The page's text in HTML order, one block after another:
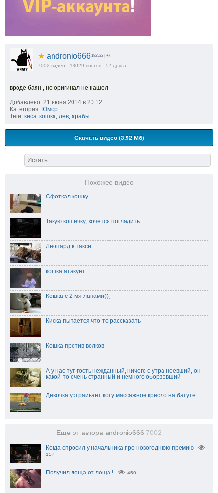
★ andronio666 182522 | +7
7002 видео 18029 постов 52 друга
вроде баян , но оригинал не нашел
Добавлено: 21 июня 2014 в 20:12
Категория: Юмор
Теги: киса кошка лев арабы
Скачать видео (3.92 Мб)
Похожее видео
Сфоткал кошку
Такую кошечку, хочется погладить
Леопард в такси
кошка атакует
Кошка с 2-мя лапами(((
Киска пытается что-то рассказать
Кошка против волков
А у нас тут гость нежданный, ничего с утра неевший, он
какой-то очень странный и немного оборзевший
Девочка устраивает коту массажное кресло на батуте
Еще от автора andronio666 7002
Когда спросил у начальника про новогоднюю премию
157
Получил леща от леща ! 450